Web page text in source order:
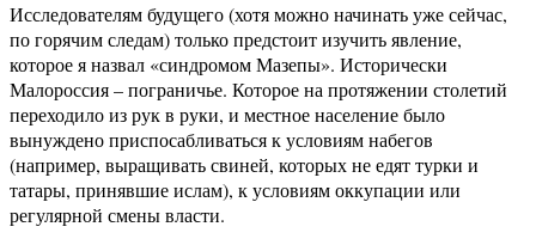
Исследователям будущего (хотя можно начинать уже сейчас,
по горячим следам) только предстоит изучить явление,
которое я назвал «синдромом Мазепы». Исторически
Малороссия – пограничье. Которое на протяжении столетий
переходило из рук в руки, и местное население было
вынуждено приспосабливаться к условиям набегов
(например, выращивать свиней, которых не едят турки и
татары, принявшие ислам), к условиям оккупации или
регулярной смены власти.